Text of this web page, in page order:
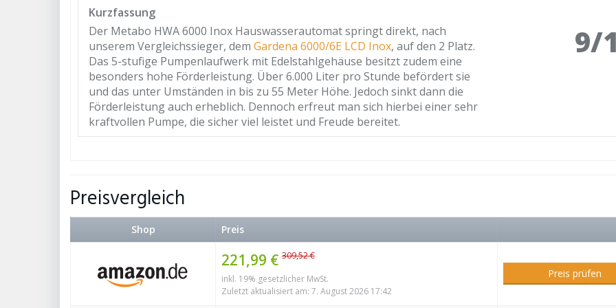
Kurzfassung
Der Metabo HWA 6000 Inox Hauswasserautomat springt direkt, nach
unserem Vergleichssieger, dem Gardena 6000/6E LCD Inox, auf den 2 Platz.
Das 5-stufige Pumpenlaufwerk mit Edelstahlgehäuse besitzt zudem eine
besonders hohe Förderleistung. Über 6.000 Liter pro Stunde befördert sie
und das unter Umständen in bis zu 55 Meter Höhe. Jedoch sinkt dann die
Förderleistung auch erheblich. Dennoch erfreut man sich hierbei einer sehr
kraftvollen Pumpe, die sicher viel leistet und Freude bereitet.
9/
Preisvergleich
Shop Preis
221,99 € 309,52 €
inkl. 19% gesetzlicher MwSt.
Zuletzt aktualisiert am: 7. August 2026 17:42
Preis prüfen